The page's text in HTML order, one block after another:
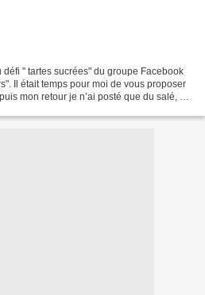
" tartes sucrées" du groupe Facebook
Il était temps pour moi de vous proposer
mon retour je n’ai posté que du salé, ce